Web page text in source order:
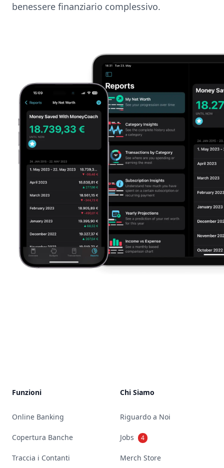
benessere finanziario complessivo.
Funzioni
Online Banking
Copertura Banche
Traccia i Contanti
Chi Siamo
Riguardo a Noi
Jobs 4
Merch Store